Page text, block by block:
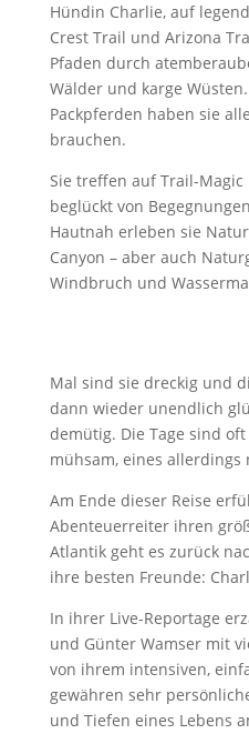
Hündin Charlie, auf
Crest Trail und Arizona
Pfaden durch
Wälder und karge
Packpferden haben sie
brauchen.
Sie treffen auf Trail-
beglückt von
Hautnah erleben sie
Canyon – aber auch
Windbruch und
Mal sind sie dreckig und
dann wieder unendlich
demütig. Die Tage sind
mühsam, eines allerdings
Am Ende dieser Reise
Abenteuerreiter ihren
Atlantik geht es zurück
ihre besten Freunde:
In ihrer Live-Reportage
und Günter Wamser mit
von ihrem intensiven,
gewähren sehr
und Tiefen eines Lebens